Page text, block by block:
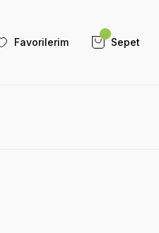
Favorilerim Sepet